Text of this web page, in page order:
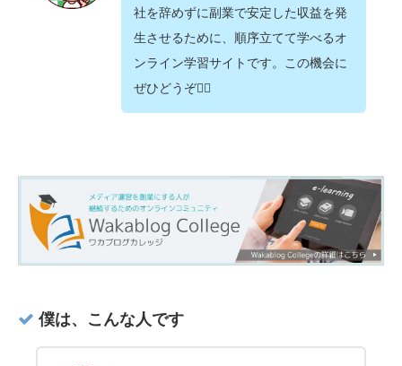
社を辞めずに副業で安定した収益を発
生させるために、順序立てて学べるオ
ンライン学習サイトです。この機会に
ぜひどうぞ💁‍♂️
僕は、こんな人です